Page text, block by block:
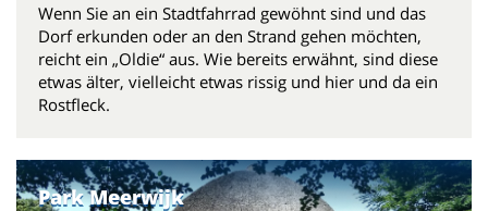
Wenn Sie an ein Stadtfahrrad gewöhnt sind und das
Dorf erkunden oder an den Strand gehen möchten,
reicht ein „Oldie“ aus. Wie bereits erwähnt, sind diese
etwas älter, vielleicht etwas rissig und hier und da ein
Rostfleck.
Park Meerwijk